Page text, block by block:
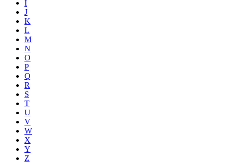
I
J
K
L
M
N
O
P
Q
R
S
T
U
V
W
X
Y
Z